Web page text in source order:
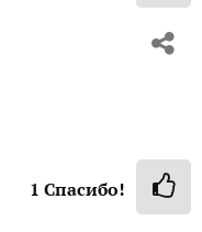
1 Спасибо!